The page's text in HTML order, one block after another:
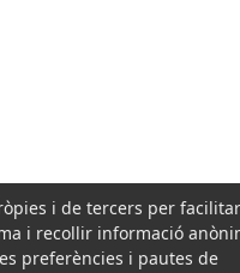
i de tercers per
i recollir informació
preferències i pautes de